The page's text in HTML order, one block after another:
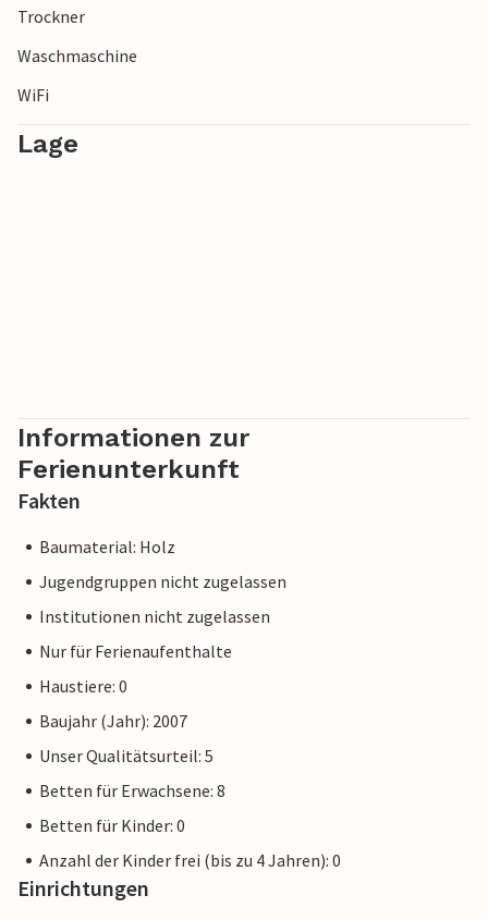
Trockner
Waschmaschine
WiFi
Lage
Informationen zur
Ferienunterkunft
Fakten
Baumaterial: Holz
Jugendgruppen nicht zugelassen
Institutionen nicht zugelassen
Nur für Ferienaufenthalte
Haustiere: 0
Baujahr (Jahr): 2007
Unser Qualitätsurteil: 5
Betten für Erwachsene: 8
Betten für Kinder: 0
Anzahl der Kinder frei (bis zu 4 Jahren): 0
Einrichtungen